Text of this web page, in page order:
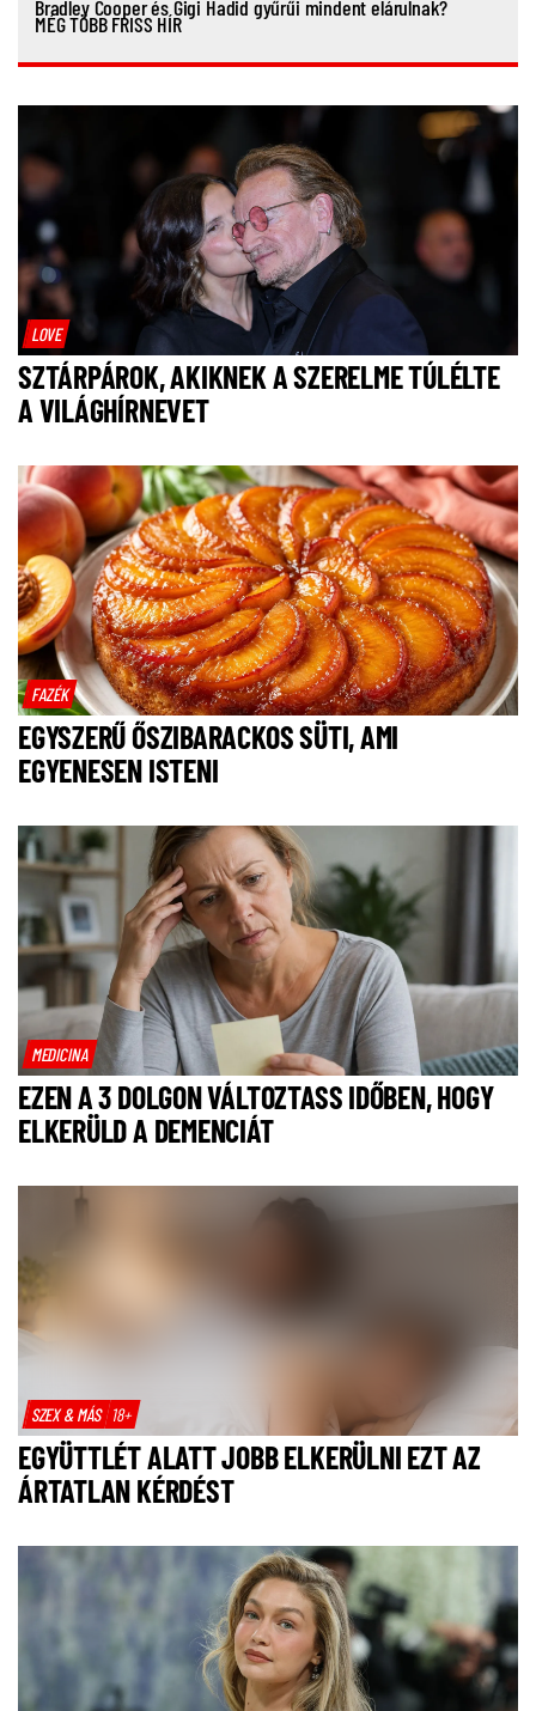
Bradley Cooper és Gigi Hadid gyűrűi mindent elárulnak?
MÉG TÖBB FRISS HÍR
LOVE
SZTÁRPÁROK, AKIKNEK A SZERELME TÚLÉLTE
A VILÁGHÍRNEVET
FAZÉK
EGYSZERŰ ŐSZIBARACKOS SÜTI, AMI
EGYENESEN ISTENI
MEDICINA
EZEN A 3 DOLGON VÁLTOZTASS IDŐBEN, HOGY
ELKERÜLD A DEMENCIÁT
SZEX & MÁS 18+
EGYÜTTLÉT ALATT JOBB ELKERÜLNI EZT AZ
ÁRTATLAN KÉRDÉST